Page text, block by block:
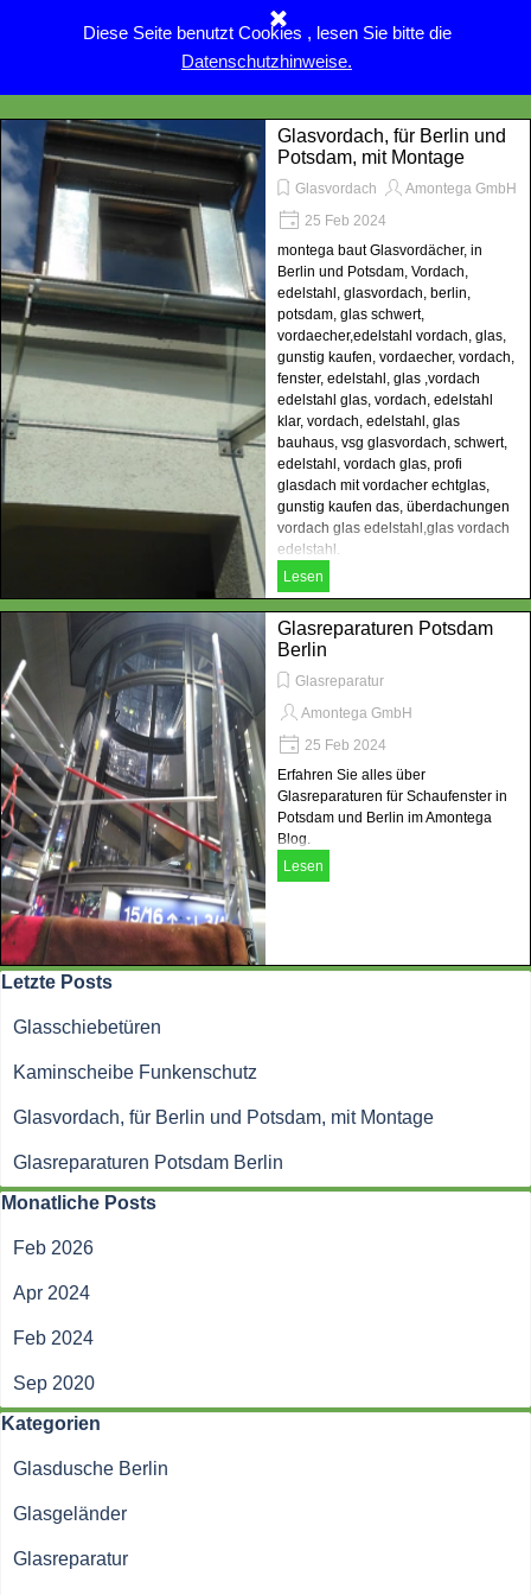
Diese Seite benutzt Cookies , lesen Sie bitte die
Datenschutzhinweise.
Menü überspringen
Glasvordach, für Berlin und
Potsdam, mit Montage
Glasvordach
Amontega GmbH
25 Feb 2024
montega baut Glasvordächer, in
Berlin und Potsdam, Vordach,
edelstahl, glasvordach, berlin,
potsdam, glas schwert,
vordaecher,edelstahl vordach, glas,
gunstig kaufen, vordaecher, vordach,
fenster, edelstahl, glas ,vordach
edelstahl glas, vordach, edelstahl
klar, vordach, edelstahl, glas
bauhaus, vsg glasvordach, schwert,
edelstahl, vordach glas, profi
glasdach mit vordacher echtglas,
gunstig kaufen das, überdachungen
vordach glas edelstahl,glas vordach
edelstahl.
Lesen
Glasreparaturen Potsdam
Berlin
Glasreparatur
Amontega GmbH
25 Feb 2024
Erfahren Sie alles über
Glasreparaturen für Schaufenster in
Potsdam und Berlin im Amontega
Blog.
Lesen
Block überspringen Letzte Posts
Letzte Posts
Glasschiebetüren
Kaminscheibe Funkenschutz
Glasvordach, für Berlin und Potsdam, mit Montage
Glasreparaturen Potsdam Berlin
Block überspringen Monatliche Posts
Monatliche Posts
Feb 2026
Apr 2024
Feb 2024
Sep 2020
Block überspringen Kategorien
Kategorien
Glasdusche Berlin
Glasgeländer
Glasreparatur